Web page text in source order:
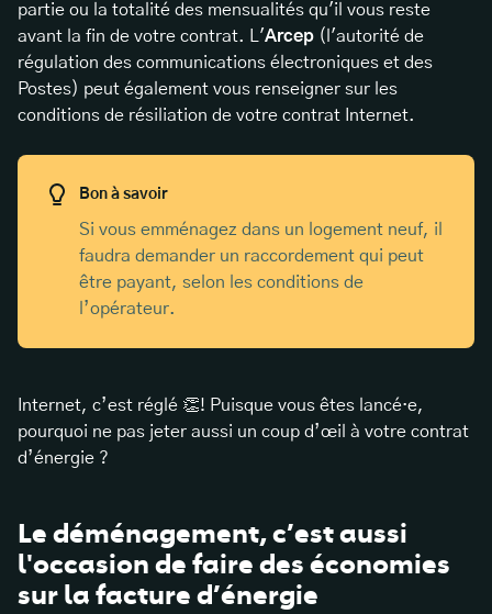
partie ou la totalité des mensualités qu'il vous reste
avant la fin de votre contrat. L'Arcep (l'autorité de
régulation des communications électroniques et des
Postes) peut également vous renseigner sur les
conditions de résiliation de votre contrat Internet.
Bon à savoir
Si vous emménagez dans un logement neuf, il
faudra demander un raccordement qui peut
être payant, selon les conditions de
l’opérateur.
Internet, c’est réglé 👏! Puisque vous êtes lancé·e,
pourquoi ne pas jeter aussi un coup d’œil à votre contrat
d’énergie ?
Le déménagement, c’est aussi
l'occasion de faire des économies
sur la facture d’énergie